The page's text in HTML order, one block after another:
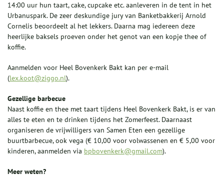
14:00 uur hun taart, cake, cupcake etc. aanleveren in de tent in het
Urbanuspark. De zeer deskundige jury van Banketbakkerij Arnold
Cornelis beoordeelt al het lekkers. Daarna mag iedereen deze
heerlijke baksels proeven onder het genot van een kopje thee of
koffie.
Aanmelden voor Heel Bovenkerk Bakt kan per e-mail
(lex.koot@ziggo.nl).
Gezellige barbecue
Naast koffie en thee met taart tijdens Heel Bovenkerk Bakt, is er van
alles te eten en te drinken tijdens het Zomerfeest. Daarnaast
organiseren de vrijwilligers van Samen Eten een gezellige
buurtbarbecue, ook vega (€ 10,00 voor volwassenen en € 5,00 voor
kinderen, aanmelden via bpbovenkerk@gmail.com).
Meer weten?